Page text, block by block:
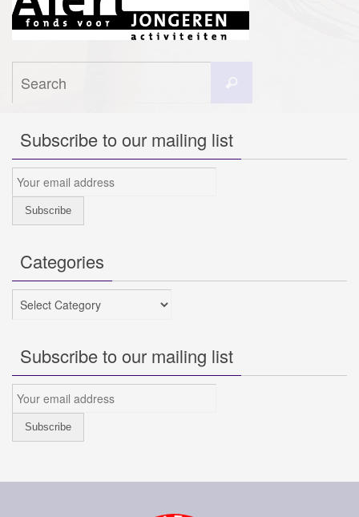
Subscribe to our mailing list
Categories
Categories
Subscribe to our mailing list